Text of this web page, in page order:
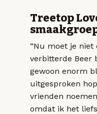
Treetop
“Nu moet je niet
verbitterde Beer
gewoon enorm
uitgesproken
vrienden
omdat ik het